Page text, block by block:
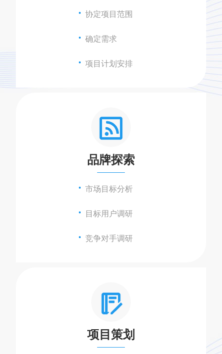
协定项目范围
确定需求
项目计划安排
品牌探索
市场目标分析
目标用户调研
竞争对手调研
项目策划